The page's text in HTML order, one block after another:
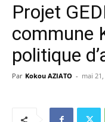
Projet
commune
politique
Par Kokou AZIATO - mai